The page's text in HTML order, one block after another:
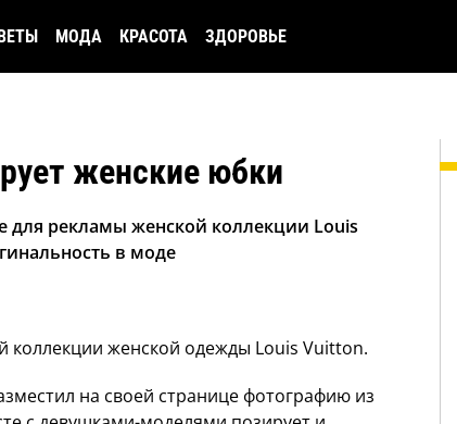
МОДА КРАСОТА ЗДОРОВЬЕ
женские юбки
для рекламы женской коллекции Louis
в моде
коллекции женской одежды Louis Vuitton.
на своей странице фотографию из